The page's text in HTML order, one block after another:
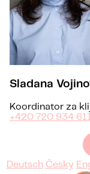
Sladana
Koordinator za
+420 720 934
Deutsch Česky